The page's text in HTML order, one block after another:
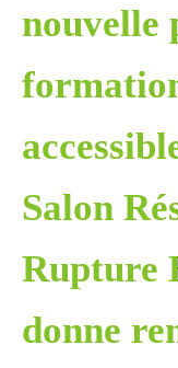
nouvelle
Salon
Rupture
donne